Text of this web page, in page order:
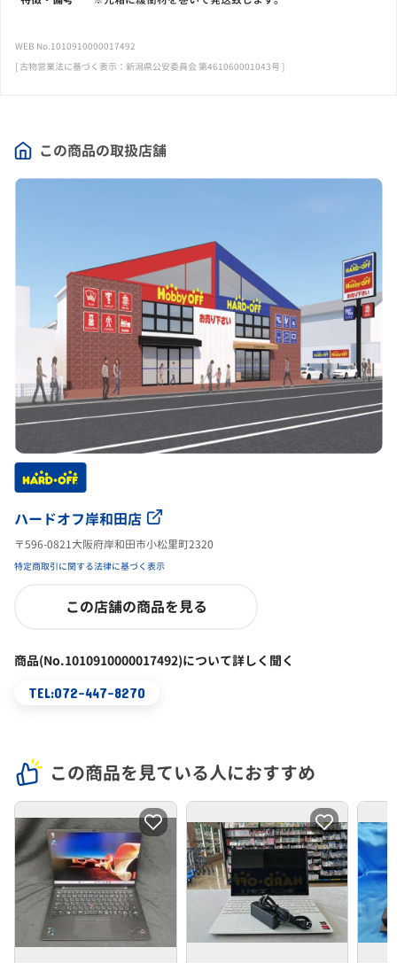
この商品の取扱店舗
ハードオフ岸和田店
〒596-0821大阪府岸和田市小松里町2320
特定商取引に関する法律に基づく表示
この店舗の商品を見る
商品(No.1010910000017492)について詳しく聞く
TEL:072-447-8270
WEB No.1010910000017492
[ 古物営業法に基づく表示：新潟県公安委員会 第461060001043号 ]
この商品を見ている人におすすめ